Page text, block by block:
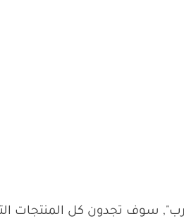
سوف تجدون كل المنتجات